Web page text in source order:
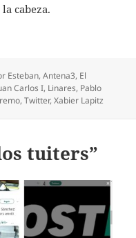
cabeza.
Esteban,Antena3, El
Carlos I, Linares, Pablo
,Twitter,Xabier Lapitz
tuiters”